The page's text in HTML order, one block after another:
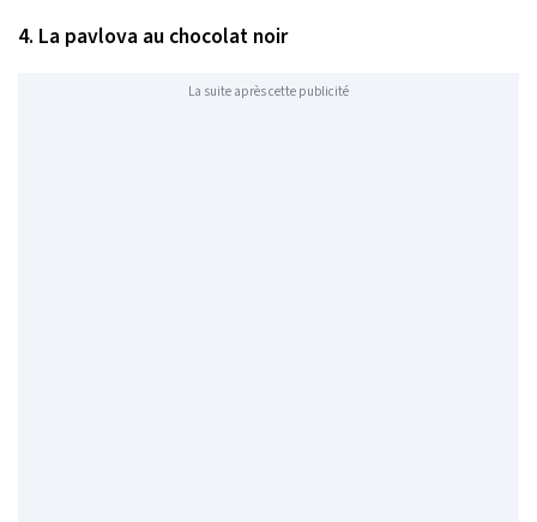
4. La pavlova au chocolat noir
La suite après cette publicité